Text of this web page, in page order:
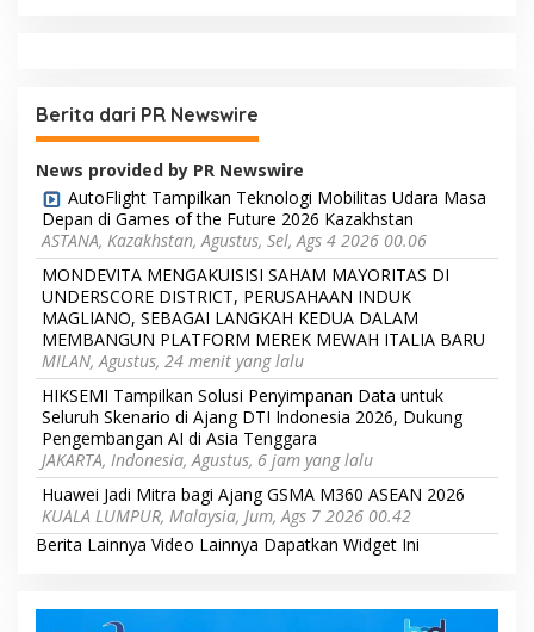
Berita dari PR Newswire
News provided by PR Newswire
AutoFlight Tampilkan Teknologi Mobilitas Udara Masa
Depan di Games of the Future 2026 Kazakhstan
ASTANA, Kazakhstan, Agustus, Sel, Ags 4 2026 00.06
MONDEVITA MENGAKUISISI SAHAM MAYORITAS DI
UNDERSCORE DISTRICT, PERUSAHAAN INDUK
MAGLIANO, SEBAGAI LANGKAH KEDUA DALAM
MEMBANGUN PLATFORM MEREK MEWAH ITALIA BARU
MILAN, Agustus, 24 menit yang lalu
HIKSEMI Tampilkan Solusi Penyimpanan Data untuk
Seluruh Skenario di Ajang DTI Indonesia 2026, Dukung
Pengembangan AI di Asia Tenggara
JAKARTA, Indonesia, Agustus, 6 jam yang lalu
Huawei Jadi Mitra bagi Ajang GSMA M360 ASEAN 2026
KUALA LUMPUR, Malaysia, Jum, Ags 7 2026 00.42
Berita Lainnya Video Lainnya Dapatkan Widget Ini